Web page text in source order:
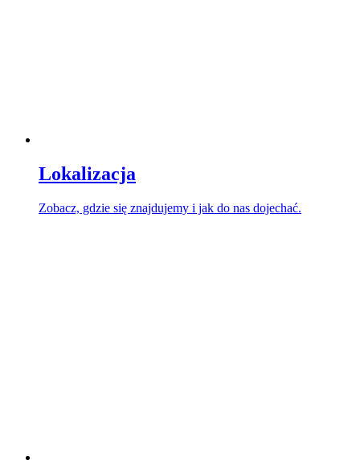
Lokalizacja
Zobacz, gdzie się znajdujemy i jak do nas dojechać.